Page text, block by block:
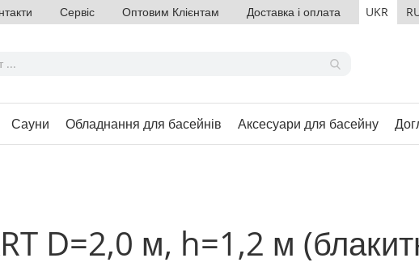
Сервіс Оптовим Клієнтам Доставка і оплата UKR
Сауни Обладнання для басейнів Аксесуари для басейну
D=2,0 м, h=1,2 м